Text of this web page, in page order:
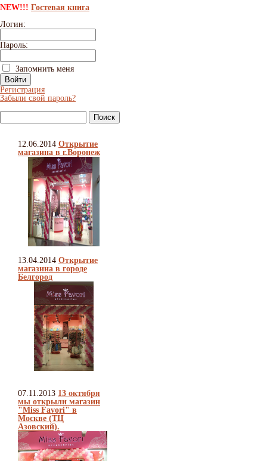
NEW!!! Гостевая книга
Логин:
Пароль:
Запомнить меня
Регистрация
Забыли свой пароль?
12.06.2014 Открытие
магазина в г.Воронеж
13.04.2014 Открытие
магазина в городе
Белгород
07.11.2013 13 октября
мы открыли магазин
"Miss Favori" в
Москве (ТЦ
Азовский).